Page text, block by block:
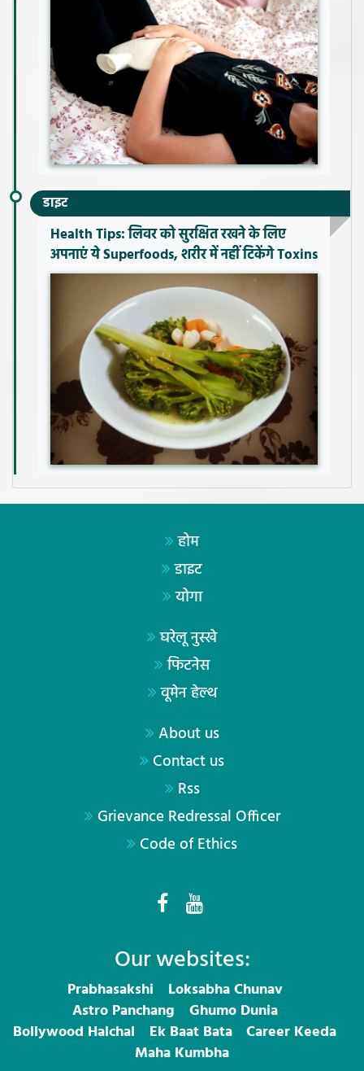
डाइट
Health Tips: लिवर को सुरक्षित रखने के लिए
अपनाएं ये Superfoods, शरीर में नहीं टिकेंगे Toxins
होम
डाइट
योगा
घरेलू नुस्खे
फिटनेस
वूमेन हेल्थ
About us
Contact us
Rss
Grievance Redressal Officer
Code of Ethics
Our websites:
Prabhasakshi
Loksabha Chunav
Astro Panchang
Ghumo Dunia
Bollywood Halchal
Ek Baat Bata
Career Keeda
Maha Kumbha